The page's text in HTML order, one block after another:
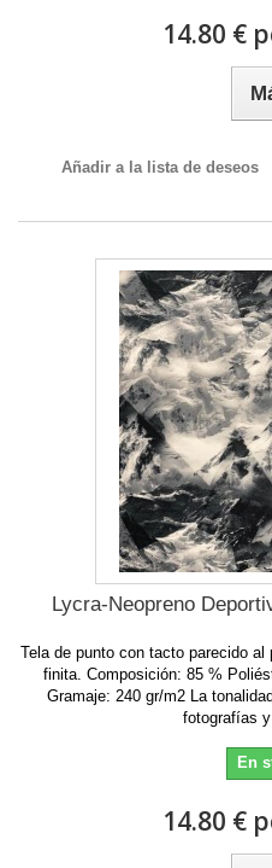
14.80 €
Añadir a la lista de deseos
Lycra-Neopreno
Tela de punto con tacto parecido
finita. Composición: 85 %
Gramaje: 240 gr/m2 La
fotografías
En
14.80 €